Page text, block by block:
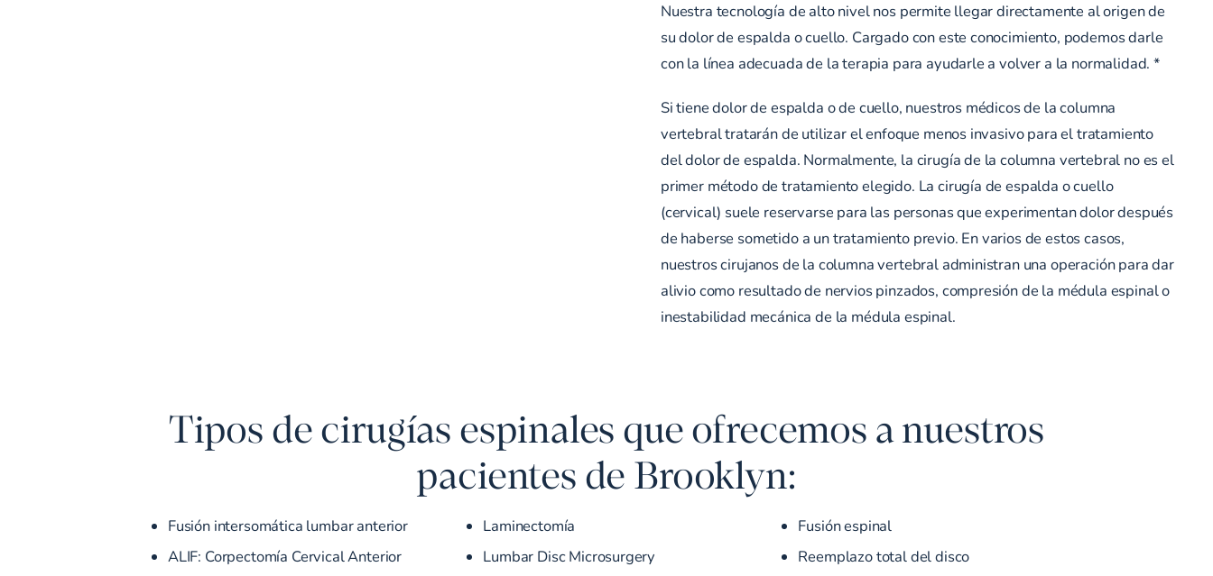
Nuestra tecnología de alto nivel nos permite llegar directamente al origen de
su dolor de espalda o cuello. Cargado con este conocimiento, podemos darle
con la línea adecuada de la terapia para ayudarle a volver a la normalidad. *
Si tiene dolor de espalda o de cuello, nuestros médicos de la columna
vertebral tratarán de utilizar el enfoque menos invasivo para el tratamiento
del dolor de espalda. Normalmente, la cirugía de la columna vertebral no es el
primer método de tratamiento elegido. La cirugía de espalda o cuello
(cervical) suele reservarse para las personas que experimentan dolor después
de haberse sometido a un tratamiento previo. En varios de estos casos,
nuestros cirujanos de la columna vertebral administran una operación para dar
alivio como resultado de nervios pinzados, compresión de la médula espinal o
inestabilidad mecánica de la médula espinal.
Tipos de cirugías espinales que ofrecemos a nuestros
pacientes de Brooklyn:
Fusión intersomática lumbar anterior
ALIF: Corpectomía Cervical Anterior
Laminectomía
Lumbar Disc Microsurgery
Fusión espinal
Reemplazo total del disco